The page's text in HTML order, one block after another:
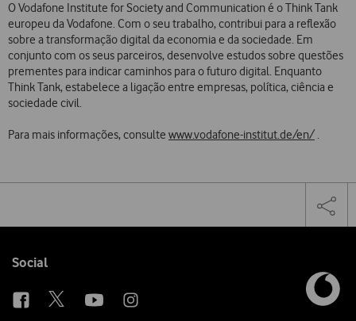
O Vodafone Institute for Society and Communication é o Think Tank
europeu da Vodafone. Com o seu trabalho, contribui para a reflexão
sobre a transformação digital da economia e da sociedade. Em
conjunto com os seus parceiros, desenvolve estudos sobre questões
prementes para indicar caminhos para o futuro digital. Enquanto
Think Tank, estabelece a ligação entre empresas, política, ciência e
sociedade civil.
Para mais informações, consulte www.vodafone-institut.de/en/ .
social
Facebook
Follow
Social